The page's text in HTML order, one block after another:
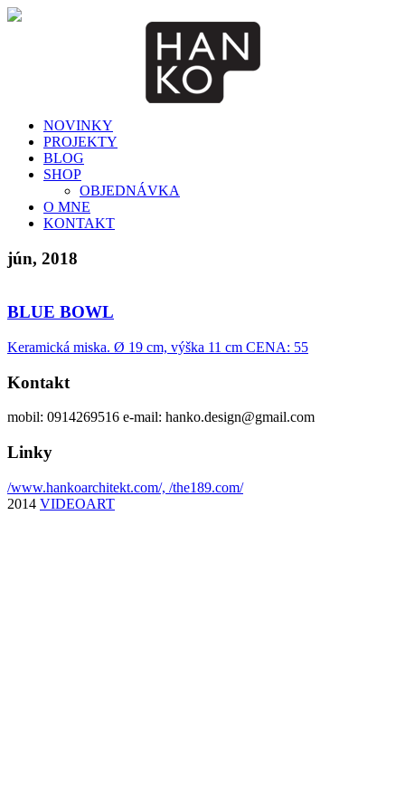
NOVINKY
PROJEKTY
BLOG
SHOP
OBJEDNÁVKA
O MNE
KONTAKT
jún, 2018
BLUE BOWL
Keramická miska. Ø 19 cm, výška 11 cm CENA: 55
Kontakt
mobil: 0914269516 e-mail: hanko.design@gmail.com
Linky
/www.hankoarchitekt.com/, /the189.com/
2014 VIDEOART